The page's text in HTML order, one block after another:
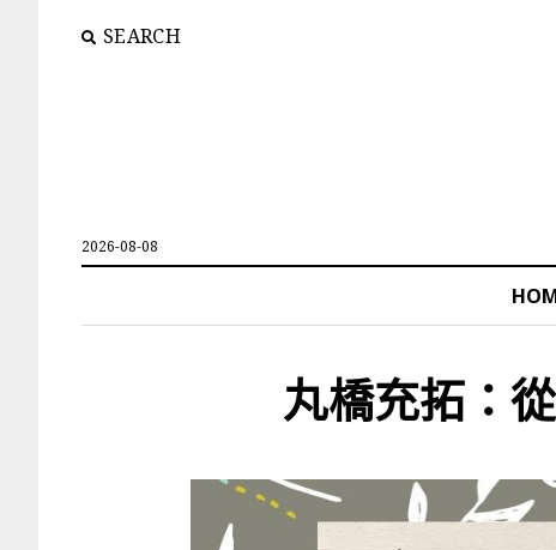
SEARCH
2026-08-08
丸橋充拓：